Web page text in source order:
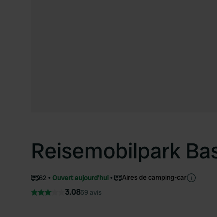
Reisemobilpark
62 Ouvert aujourd'hui Aires de camping-car
3.0859 avis